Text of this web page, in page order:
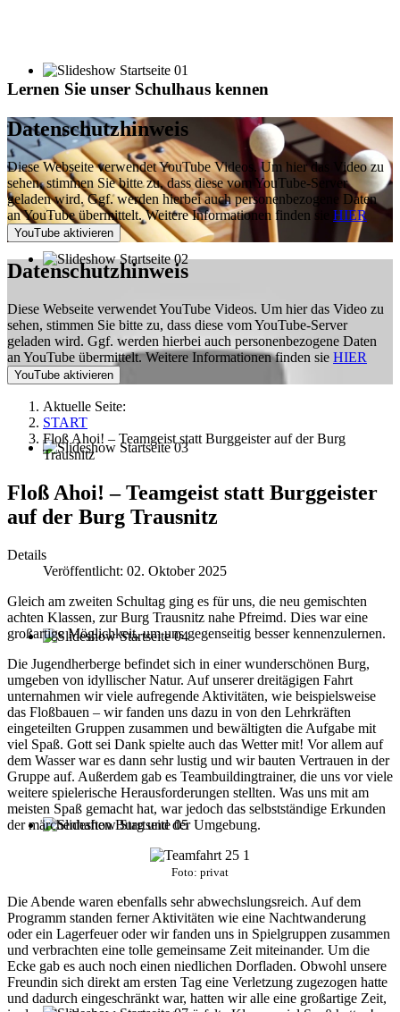
Lernen Sie unser Schulhaus kennen
Datenschutzhinweis
Diese Webseite verwendet YouTube Videos. Um hier das Video zu
sehen, stimmen Sie bitte zu, dass diese vom YouTube-Server
geladen wird. Ggf. werden hierbei auch personenbezogene Daten
an YouTube übermittelt. Weitere Informationen finden sie HIER
Datenschutzhinweis
Diese Webseite verwendet YouTube Videos. Um hier das Video zu
sehen, stimmen Sie bitte zu, dass diese vom YouTube-Server
geladen wird. Ggf. werden hierbei auch personenbezogene Daten
an YouTube übermittelt. Weitere Informationen finden sie HIER
Aktuelle Seite:
START
Floß Ahoi! – Teamgeist statt Burggeister auf der Burg
Trausnitz
Floß Ahoi! – Teamgeist statt Burggeister
auf der Burg Trausnitz
Details
Veröffentlicht: 02. Oktober 2025
Gleich am zweiten Schultag ging es für uns, die neu gemischten
achten Klassen, zur Burg Trausnitz nahe Pfreimd. Dies war eine
großartige Möglichkeit, um uns gegenseitig besser kennenzulernen.
Die Jugendherberge befindet sich in einer wunderschönen Burg,
umgeben von idyllischer Natur. Auf unserer dreitägigen Fahrt
unternahmen wir viele aufregende Aktivitäten, wie beispielsweise
das Floßbauen – wir fanden uns dazu in von den Lehrkräften
eingeteilten Gruppen zusammen und bewältigten die Aufgabe mit
viel Spaß. Gott sei Dank spielte auch das Wetter mit! Vor allem auf
dem Wasser war es dann sehr lustig und wir bauten Vertrauen in der
Gruppe auf. Außerdem gab es Teambuildingtrainer, die uns vor viele
weitere spielerische Herausforderungen stellten. Was uns mit am
meisten Spaß gemacht hat, war jedoch das selbstständige Erkunden
der märchenhaften Burg und der Umgebung.
Foto: privat
Die Abende waren ebenfalls sehr abwechslungsreich. Auf dem
Programm standen ferner Aktivitäten wie eine Nachtwanderung
oder ein Lagerfeuer oder wir fanden uns in Spielgruppen zusammen
und verbrachten eine tolle gemeinsame Zeit miteinander. Um die
Ecke gab es auch noch einen niedlichen Dorfladen. Obwohl unsere
Freundin sich direkt am ersten Tag eine Verletzung zugezogen hatte
und dadurch eingeschränkt war, hatten wir alle eine großartige Zeit,